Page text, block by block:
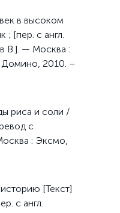
в высоком
; [пер. с англ.
В.]. — Москва :
Домино, 2010. –
риса и соли /
с
: Эксмо,
[Текст]
с англ.